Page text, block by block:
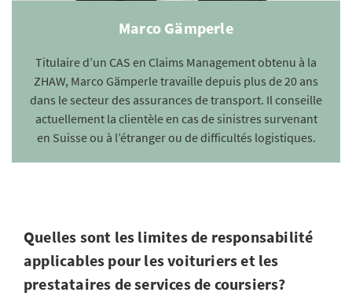
Marco Gämperle
Titulaire d’un CAS en Claims Management obtenu à la
ZHAW, Marco Gämperle travaille depuis plus de 20 ans
dans le secteur des assurances de transport. Il conseille
actuellement la clientèle en cas de sinistres survenant
en Suisse ou à l’étranger ou de difficultés logistiques.
Quelles sont les limites de responsabilité
applicables pour les voituriers et les
prestataires de services de coursiers?